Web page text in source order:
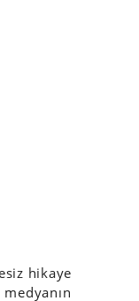
hikaye
medyanın